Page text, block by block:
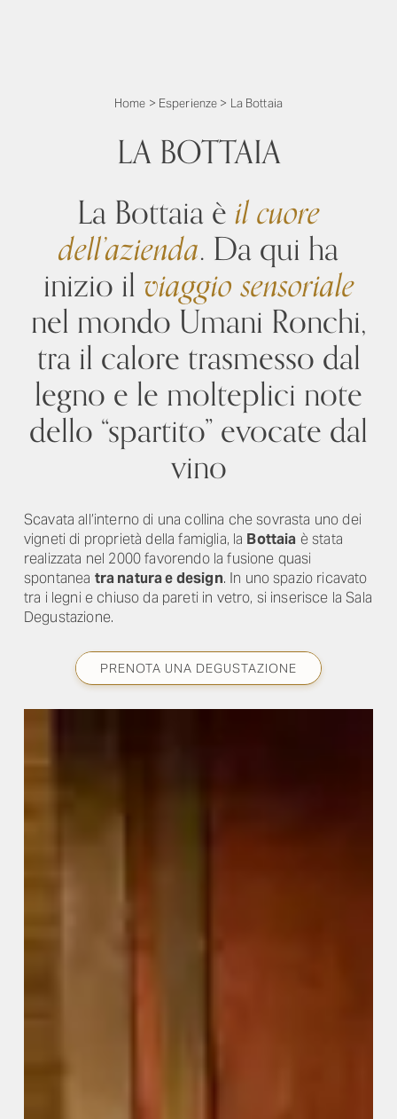
Home > Esperienze > La Bottaia
LA BOTTAIA
La Bottaia èil cuore
dell’azienda. Da qui ha
inizio il viaggio sensoriale
nel mondo Umani Ronchi,
tra il calore trasmesso dal
legno e le molteplici note
dello “spartito” evocate dal
vino
Scavata all’interno di una collina che sovrasta uno dei
vigneti di proprietà della famiglia, la Bottaia è stata
realizzata nel 2000 favorendo la fusione quasi
spontanea tra natura e design. In uno spazio ricavato
tra i legni e chiuso da pareti in vetro, si inserisce la Sala
Degustazione.
PRENOTA UNA DEGUSTAZIONE